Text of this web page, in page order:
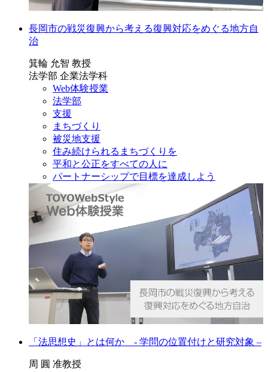
長岡市の戦災復興から考える復興対応をめぐる地方自
治
箕輪 允智 教授
法学部 企業法学科
Web体験授業
法学部
支援
まちづくり
被災地支援
住み続けられるまちづくりを
平和と公正をすべての人に
パートナーシップで目標を達成しよう
「法思想史」とは何か - 学問の位置付けと研究対象 –
周 圓 准教授